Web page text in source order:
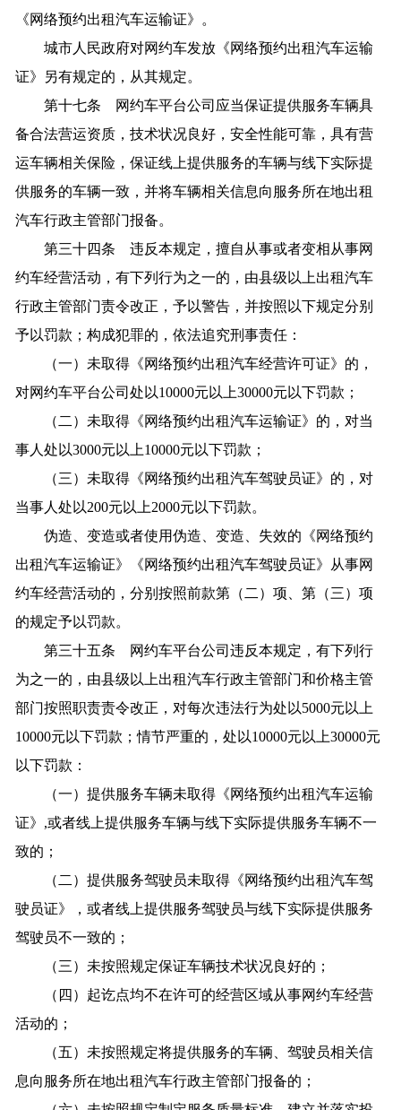
《网络预约出租汽车运输证》。
城市人民政府对网约车发放《网络预约出租汽车运输
证》另有规定的，从其规定。
第十七条 网约车平台公司应当保证提供服务车辆具
备合法营运资质，技术状况良好，安全性能可靠，具有营
运车辆相关保险，保证线上提供服务的车辆与线下实际提
供服务的车辆一致，并将车辆相关信息向服务所在地出租
汽车行政主管部门报备。
第三十四条 违反本规定，擅自从事或者变相从事网
约车经营活动，有下列行为之一的，由县级以上出租汽车
行政主管部门责令改正，予以警告，并按照以下规定分别
予以罚款；构成犯罪的，依法追究刑事责任：
（一）未取得《网络预约出租汽车经营许可证》的，
对网约车平台公司处以10000元以上30000元以下罚款；
（二）未取得《网络预约出租汽车运输证》的，对当
事人处以3000元以上10000元以下罚款；
（三）未取得《网络预约出租汽车驾驶员证》的，对
当事人处以200元以上2000元以下罚款。
伪造、变造或者使用伪造、变造、失效的《网络预约
出租汽车运输证》《网络预约出租汽车驾驶员证》从事网
约车经营活动的，分别按照前款第（二）项、第（三）项
的规定予以罚款。
第三十五条 网约车平台公司违反本规定，有下列行
为之一的，由县级以上出租汽车行政主管部门和价格主管
部门按照职责责令改正，对每次违法行为处以5000元以上
10000元以下罚款；情节严重的，处以10000元以上30000元
以下罚款：
（一）提供服务车辆未取得《网络预约出租汽车运输
证》,或者线上提供服务车辆与线下实际提供服务车辆不一
致的；
（二）提供服务驾驶员未取得《网络预约出租汽车驾
驶员证》，或者线上提供服务驾驶员与线下实际提供服务
驾驶员不一致的；
（三）未按照规定保证车辆技术状况良好的；
（四）起讫点均不在许可的经营区域从事网约车经营
活动的；
（五）未按照规定将提供服务的车辆、驾驶员相关信
息向服务所在地出租汽车行政主管部门报备的；